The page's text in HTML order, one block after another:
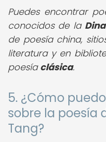
Puedes encontrar
conocidos de la
de poesía china,
literatura y en
poesía clásica.
5. ¿Cómo
sobre la poesía
Tang?